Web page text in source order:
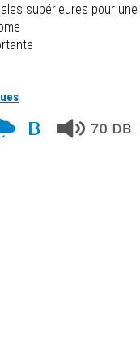
supérieures pour une